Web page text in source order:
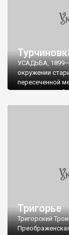
УСАДЬБА,
окружении
пересеченной
металлической
Тригорье
Тригорский